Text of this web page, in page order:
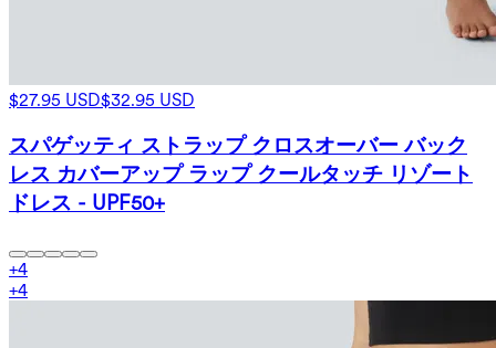
$27.95 USD$32.95 USD
スパゲッティ ストラップ クロスオーバー バック
レス カバーアップ ラップ クールタッチ リゾート
ドレス - UPF50+
+4
+4